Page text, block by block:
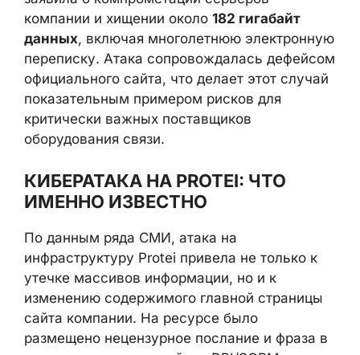
данных , включая многолетнюю
электронную переписку. Атака
сопровождалась дефейсом официального
сайта, что делает этот случай
показательным примером рисков для
критически важных поставщиков
оборудования связи.
ИМЕННО ИЗВЕСТНО
инфраструктуру Protei привела не только к
утечке массивов информации, но и к
изменению содержимого главной страницы
сайта компании. На ресурсе было
размещено нецензурное послание и фраза
в духе «еще один провайдер DPI/SORM